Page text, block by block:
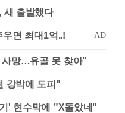
새 출발했다
사망…유골 못 찾아"
강박에 도피"
' 현수막에 "X돌았네"